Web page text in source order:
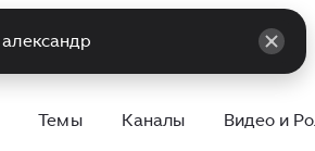
Темы Каналы Видео и